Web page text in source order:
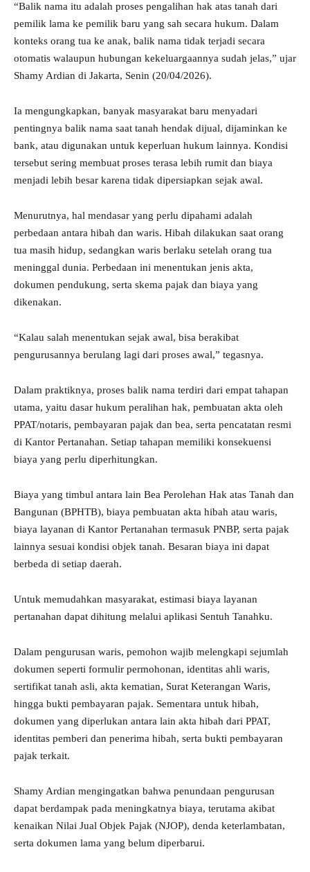
“Balik nama itu adalah proses pengalihan hak atas tanah dari
pemilik lama ke pemilik baru yang sah secara hukum. Dalam
konteks orang tua ke anak, balik nama tidak terjadi secara
otomatis walaupun hubungan kekeluargaannya sudah jelas,” ujar
Shamy Ardian di Jakarta, Senin (20/04/2026).
Ia mengungkapkan, banyak masyarakat baru menyadari
pentingnya balik nama saat tanah hendak dijual, dijaminkan ke
bank, atau digunakan untuk keperluan hukum lainnya. Kondisi
tersebut sering membuat proses terasa lebih rumit dan biaya
menjadi lebih besar karena tidak dipersiapkan sejak awal.
Menurutnya, hal mendasar yang perlu dipahami adalah
perbedaan antara hibah dan waris. Hibah dilakukan saat orang
tua masih hidup, sedangkan waris berlaku setelah orang tua
meninggal dunia. Perbedaan ini menentukan jenis akta,
dokumen pendukung, serta skema pajak dan biaya yang
dikenakan.
“Kalau salah menentukan sejak awal, bisa berakibat
pengurusannya berulang lagi dari proses awal,” tegasnya.
Dalam praktiknya, proses balik nama terdiri dari empat tahapan
utama, yaitu dasar hukum peralihan hak, pembuatan akta oleh
PPAT/notaris, pembayaran pajak dan bea, serta pencatatan resmi
di Kantor Pertanahan. Setiap tahapan memiliki konsekuensi
biaya yang perlu diperhitungkan.
Biaya yang timbul antara lain Bea Perolehan Hak atas Tanah dan
Bangunan (BPHTB), biaya pembuatan akta hibah atau waris,
biaya layanan di Kantor Pertanahan termasuk PNBP, serta pajak
lainnya sesuai kondisi objek tanah. Besaran biaya ini dapat
berbeda di setiap daerah.
Untuk memudahkan masyarakat, estimasi biaya layanan
pertanahan dapat dihitung melalui aplikasi Sentuh Tanahku.
Dalam pengurusan waris, pemohon wajib melengkapi sejumlah
dokumen seperti formulir permohonan, identitas ahli waris,
sertifikat tanah asli, akta kematian, Surat Keterangan Waris,
hingga bukti pembayaran pajak. Sementara untuk hibah,
dokumen yang diperlukan antara lain akta hibah dari PPAT,
identitas pemberi dan penerima hibah, serta bukti pembayaran
pajak terkait.
Shamy Ardian mengingatkan bahwa penundaan pengurusan
dapat berdampak pada meningkatnya biaya, terutama akibat
kenaikan Nilai Jual Objek Pajak (NJOP), denda keterlambatan,
serta dokumen lama yang belum diperbarui.